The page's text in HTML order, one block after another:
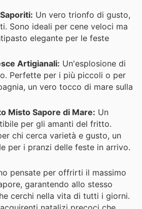
Un vero trionfo di gusto,
Sono ideali per cene veloci ma
elegante per le feste
Artigianali: Un'esplosione di
Perfette per i più piccoli o per
un vero tocco di mare sulla
Misto Sapore di Mare: Un
per gli amanti del fritto.
chi cerca varietà e gusto, un
per i pranzi delle feste in arrivo.
pensate per offrirti il massimo
garantendo allo stesso
cerchi nella vita di tutti i giorni.